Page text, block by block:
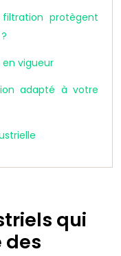
protègent
vigueur
adapté à votre
qui
des